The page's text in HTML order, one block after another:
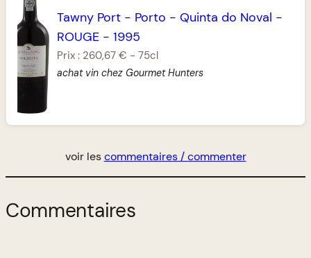
Tawny Port - Porto - Quinta do Noval -
ROUGE -1995
Prix : 260,67 € -75cl
achat vin chez Gourmet Hunters
voir lescommentaires / commenter
Commentaires